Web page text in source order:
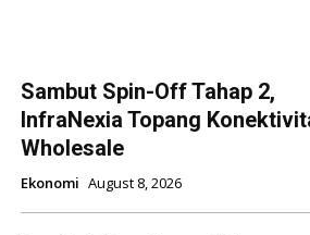
Sambut Spin-Off Tahap 2,
InfraNexia Topang
Wholesale
Ekonomi August 8, 2026